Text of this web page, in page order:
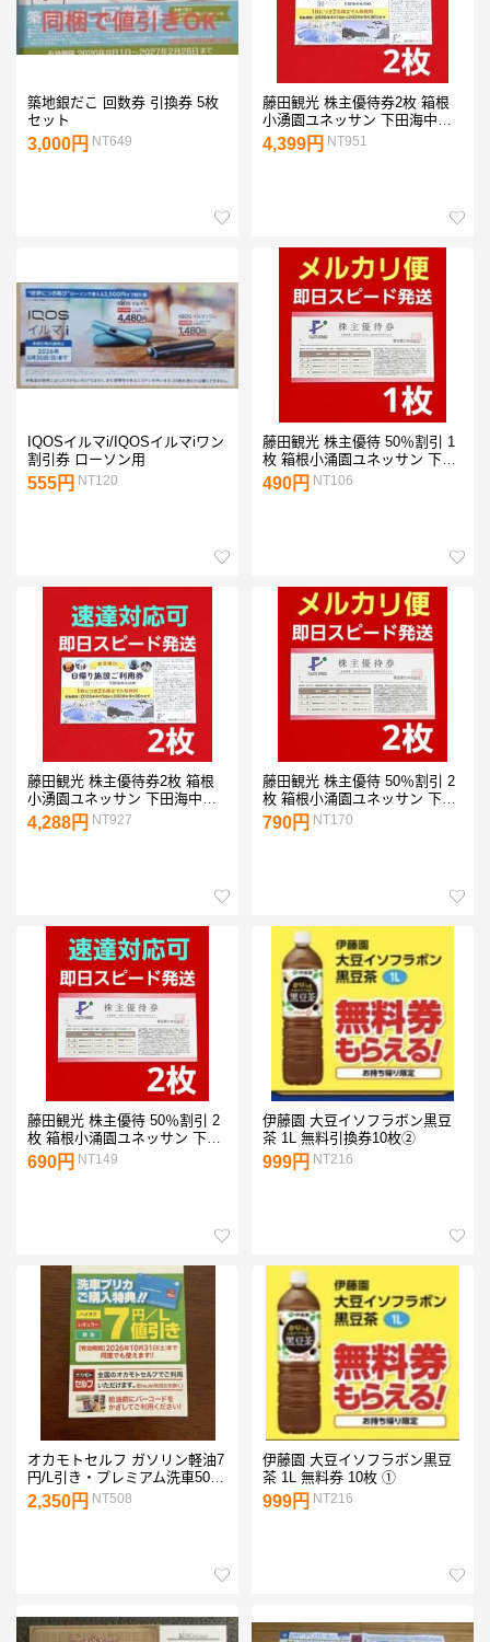
築地銀だこ 回数券 引換券 5枚
セット
3,000円 NT649
藤田観光 株主優待券2枚 箱根
小湧園ユネッサン 下田海中水
族館 S②
4,399円 NT951
IQOSイルマi/IQOSイルマiワン
割引券 ローソン用
555円 NT120
藤田観光 株主優待 50％割引 1
枚 箱根小涌園ユネッサン 下田
海中水族館 K①
490円 NT106
藤田観光 株主優待券2枚 箱根
小湧園ユネッサン 下田海中水
族館 F②
4,288円 NT927
藤田観光 株主優待 50％割引 2
枚 箱根小涌園ユネッサン 下田
海中水族館 Z②
790円 NT170
藤田観光 株主優待 50％割引 2
枚 箱根小涌園ユネッサン 下田
海中水族館 M②
690円 NT149
伊藤園 大豆イソフラボン黒豆
茶 1L 無料引換券10枚②
999円 NT216
オカモトセルフ ガソリン軽油7
円/L引き・プレミアム洗車500
円値引き券
2,350円 NT508
伊藤園 大豆イソフラボン黒豆
茶 1L 無料券 10枚 ①
999円 NT216